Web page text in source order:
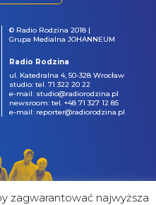
© Radio Rodzina 2018 |
Grupa Medialna JOHANNEUM
Radio Rodzina
ul. Katedralna 4, 50-328 Wrocław
studio: tel. 71 322 20 22
e-mail: studio@radiorodzina.pl
newsroom: tel. +48 71 327 12 85
e-mail: reporter@radiorodzina.pl
zagwarantować najwyższa